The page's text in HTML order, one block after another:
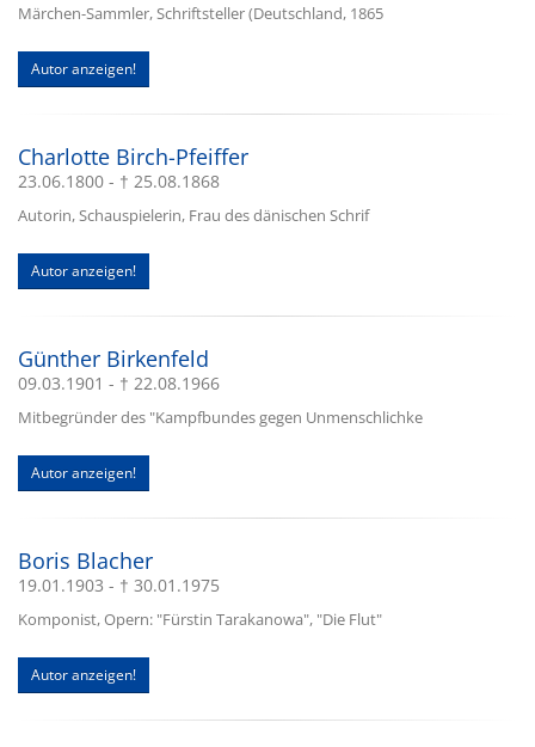
Märchen-Sammler, Schriftsteller (Deutschland, 1865
Autor anzeigen!
Charlotte Birch-Pfeiffer
23.06.1800 - † 25.08.1868
Autorin, Schauspielerin, Frau des dänischen Schrif
Autor anzeigen!
Günther Birkenfeld
09.03.1901 - † 22.08.1966
Mitbegründer des "Kampfbundes gegen Unmenschlichke
Autor anzeigen!
Boris Blacher
19.01.1903 - † 30.01.1975
Komponist, Opern: "Fürstin Tarakanowa", "Die Flut"
Autor anzeigen!